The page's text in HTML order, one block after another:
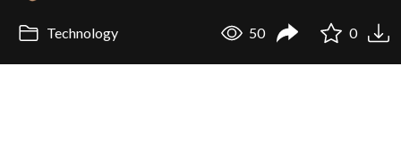
Technology 50 0